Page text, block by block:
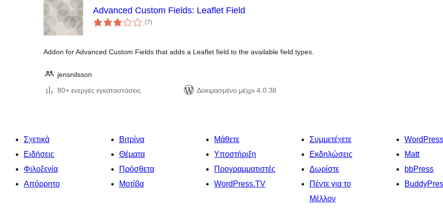
Advanced Custom Fields: Leaflet Field
(7αξιολογήσεις
σύνολο
)
Addon for Advanced Custom Fields that adds a Leaflet field to the available field types.
jensnilsson
80+ ενεργές εγκαταστάσεις
Δοκιμασμένο μέχρι 4.0.38
Σχετικά
Ειδήσεις
Φιλοξενία
Απόρρητο
Βιτρίνα
Θέματα
Πρόσθετα
Μοτίβα
Μάθετε
Υποστήριξη
Προγραμματιστές
WordPress.TV
Συμμετέχετε
Εκδηλώσεις
Δωρίστε
Πέντε για το
Μέλλον
Matt
bbPress